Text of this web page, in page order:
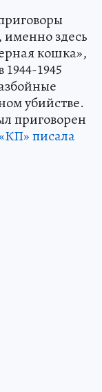
здесь
кошка»,
1945
убийстве.
приговорен
писала